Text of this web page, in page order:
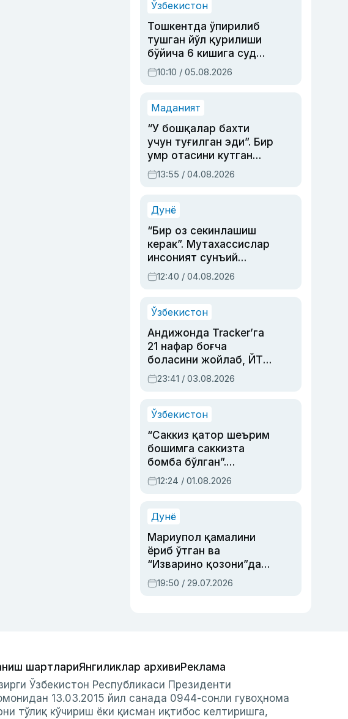
Ўзбекистон
Тошкентда ўпирилиб
тушган йўл қурилиши
бўйича 6 кишига суд
ҳукми ўқилди
10:10 / 05.08.2026
Маданият
“У бошқалар бахти
учун туғилган эди”. Бир
умр отасини кутган
актриса ва дубльяж
устаси Римма
синовларга тўла ҳаёти
13:55 / 04.08.2026
Дунё
“Бир оз секинлашиш
керак”. Мутахассислар
инсоният сунъий
интеллектни бошқара
олмай қолишидан
12:40 / 04.08.2026
Ўзбекистон
Андижонда Tracker’га
21 нафар боғча
боласини жойлаб, ЙТҲ
содир этган аёлга суд
ҳукми ўқилди
23:41 / 03.08.2026
Ўзбекистон
“Саккиз қатор шеърим
бошимга саккизта
бомба бўлган”.
Абдулла Ориповни
сиёсий айбловлардан
12:24 / 01.08.2026
Дунё
Мариупол қамалини
ёриб ўтган ва
“Изварино қозони”дан
чиққан қаҳрамон —
Украина армияси бош
19:50 / 29.07.2026
шартлариЯнгиликлар архивиРеклама
Ўзбекистон Республикаси Президенти
13.03.2015 йил санада 0944-сонли гувоҳнома
тўлиқ кўчириш ёки қисман иқтибос келтиришга,